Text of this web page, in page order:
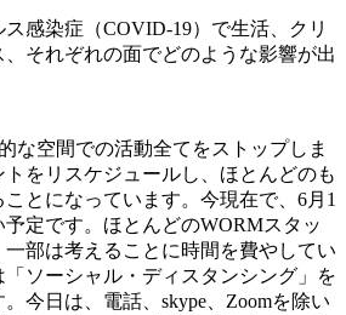
感染症（COVID-19）で生活、クリ
それぞれの面でどのような影響が出
な空間での活動全てをストップしま
をリスケジュールし、ほとんどのも
とになっています。今現在で、6月1
定です。ほとんどのWORMスタッ
部は考えることに時間を費やしてい
ソーシャル・ディスタンシング」を
今日は、電話、skype、Zoomを除い